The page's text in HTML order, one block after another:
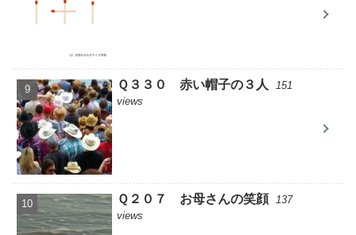
Ｑ３３０ 赤い帽子の３人
151
views
Ｑ２０７ お母さんの笑顔 137
views